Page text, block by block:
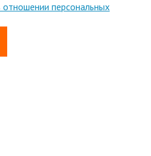
персональных